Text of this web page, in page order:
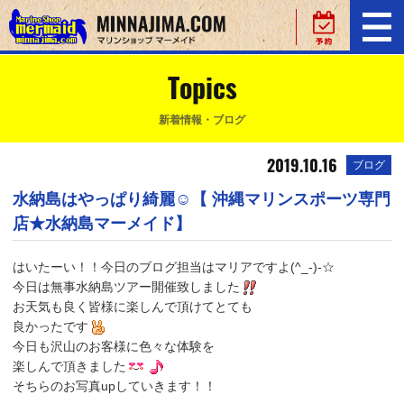
Topics
新着情報・ブログ
2019.10.16 ブログ
水納島はやっぱり綺麗☺【 沖縄マリンスポーツ専門
店★水納島マーメイド】
はいたーい！！今日のブログ担当はマリアですよ(^_-)-☆
今日は無事水納島ツアー開催致しました
お天気も良く皆様に楽しんで頂けてとても
良かったです
今日も沢山のお客様に色々な体験を
楽しんで頂きました
そちらのお写真upしていきます！！